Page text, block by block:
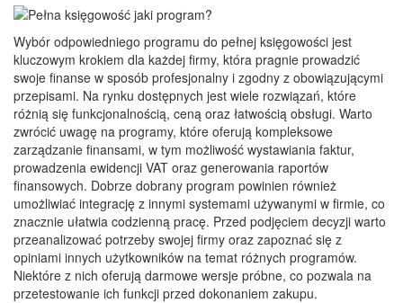
Wybór odpowiedniego programu do pełnej księgowości jest
kluczowym krokiem dla każdej firmy, która pragnie prowadzić
swoje finanse w sposób profesjonalny i zgodny z obowiązującymi
przepisami. Na rynku dostępnych jest wiele rozwiązań, które
różnią się funkcjonalnością, ceną oraz łatwością obsługi. Warto
zwrócić uwagę na programy, które oferują kompleksowe
zarządzanie finansami, w tym możliwość wystawiania faktur,
prowadzenia ewidencji VAT oraz generowania raportów
finansowych. Dobrze dobrany program powinien również
umożliwiać integrację z innymi systemami używanymi w firmie, co
znacznie ułatwia codzienną pracę. Przed podjęciem decyzji warto
przeanalizować potrzeby swojej firmy oraz zapoznać się z
opiniami innych użytkowników na temat różnych programów.
Niektóre z nich oferują darmowe wersje próbne, co pozwala na
przetestowanie ich funkcji przed dokonaniem zakupu.